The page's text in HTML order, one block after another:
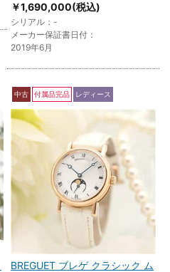
￥1,690,000(税込)
シリアル：-
メーカー保証書日付：
2019年6月
中古 付属品完品 レディース
BREGUET ブレゲ クラシック ム